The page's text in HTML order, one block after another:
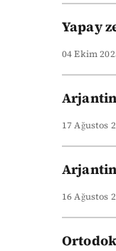
Yapay
04 Ekim
17 Ağustos
16 Ağustos